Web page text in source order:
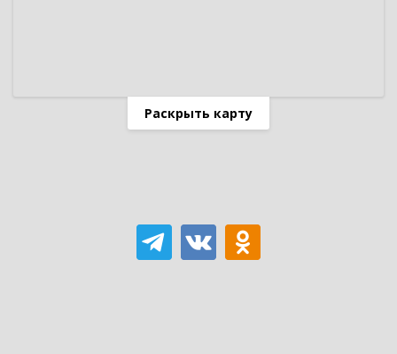
Раскрыть карту